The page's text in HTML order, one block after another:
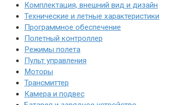
Комплектация, внешний вид и дизайн
Технические и летные характеристики
Программное обеспечение
Полетный контроллер
Режимы полета
Пульт управления
Моторы
Трансмиттер
Камера и подвес